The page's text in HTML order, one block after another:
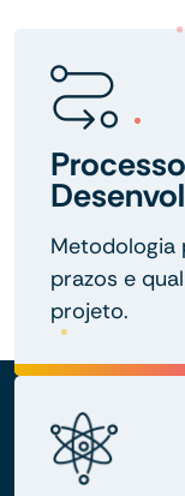
Metodologia
prazos e
projeto.